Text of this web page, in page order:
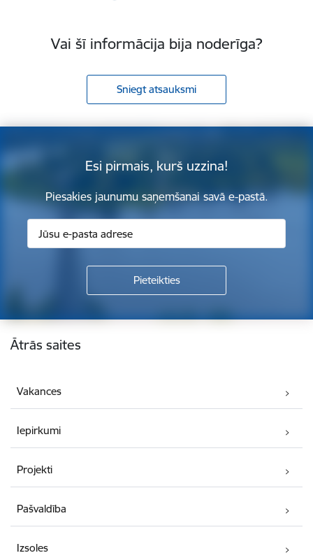
Vai šī informācija bija noderīga?
Sniegt atsauksmi
Esi pirmais, kurš uzzina!
Piesakies jaunumu saņemšanai savā e-pastā.
Kājene
Ātrās saites
Vakances
Iepirkumi
Projekti
Pašvaldība
Izsoles